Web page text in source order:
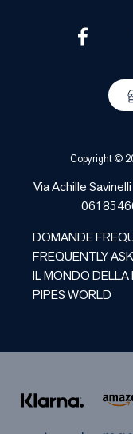
Copyright ©
Via Achille
DOMANDE
FREQUENTLY
IL MONDO DELLA
PIPES WORLD